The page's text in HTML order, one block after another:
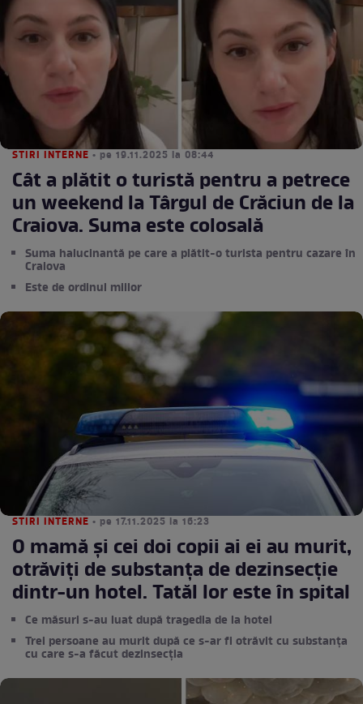
STIRI INTERNE • pe 19.11.2025 la 08:44
Cât a plătit o turistă pentru a petrece
un weekend la Târgul de Crăciun de la
Craiova. Suma este colosală
Suma halucinantă pe care a plătit-o turista pentru cazare în
Craiova
Este de ordinul miilor
STIRI INTERNE • pe 17.11.2025 la 16:23
O mamă și cei doi copii ai ei au murit,
otrăviți de substanța de dezinsecție
dintr-un hotel. Tatăl lor este în spital
Ce măsuri s-au luat după tragedia de la hotel
Trei persoane au murit după ce s-ar fi otrăvit cu substanța
cu care s-a făcut dezinsecția